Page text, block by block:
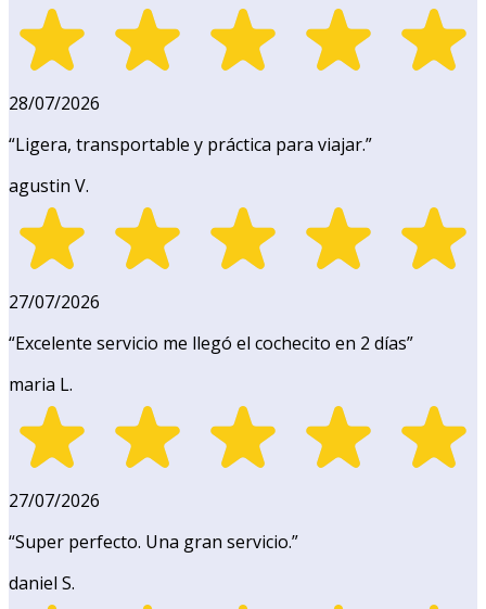
28/07/2026
“Ligera, transportable y práctica para viajar.”
agustin V.
27/07/2026
“Excelente servicio me llegó el cochecito en 2 días”
maria L.
27/07/2026
“Super perfecto. Una gran servicio.”
daniel S.